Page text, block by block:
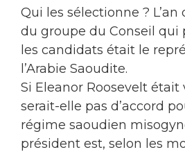
Qui les sélectionne ?
du groupe du Conseil qui
les candidats était le
l’Arabie Saoudite.
Si Eleanor Roosevelt était
serait-elle pas d’accord
régime saoudien
président est, selon les